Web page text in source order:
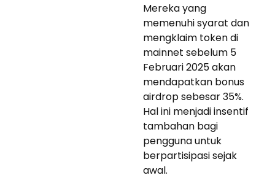
Mereka yang
memenuhi syarat dan
mengklaim token di
mainnet sebelum 5
Februari 2025 akan
mendapatkan bonus
airdrop sebesar 35%.
Hal ini menjadi insentif
tambahan bagi
pengguna untuk
berpartisipasi sejak
awal.